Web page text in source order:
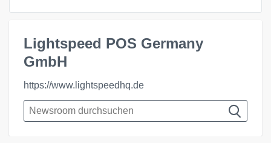
Lightspeed POS Germany
GmbH
https://www.lightspeedhq.de